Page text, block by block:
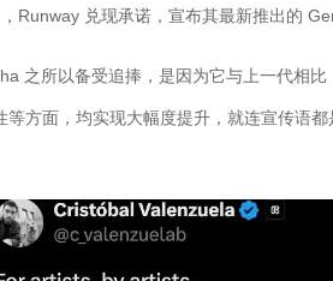
Runway 兑现承诺，宣布其最新推出的
之所以备受追捧，是因为它与上一代相
等方面，均实现大幅度提升，就连宣传语